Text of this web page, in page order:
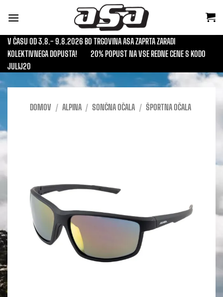
V ČASU OD 3.8.- 9.8.2026 BO TRGOVINA ASA ZAPRTA ZARADI
KOLEKTIVNEGA DOPUSTA!
20% POPUST NA VSE REDNE CENE S KODO
JULIJ20
DOMOV / ALPINA / SONČNA OČALA / ŠPORTNA OČALA